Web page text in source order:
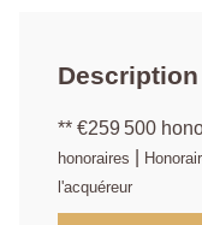
** €259 500
honoraires
l'acquéreur